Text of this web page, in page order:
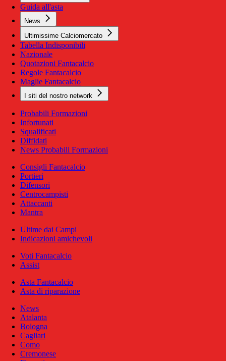
Guida all'asta
News
Ultimissime Calciomercato
Tabella Indisponibili
Nazionale
Quotazioni Fantacalcio
Regole Fantacalcio
Maglie Fantacalcio
I siti del nostro network
Probabili Formazioni
Infortunati
Squalificati
Diffidati
News Probabili Formazioni
Consigli Fantacalcio
Portieri
Difensori
Centrocampisti
Attaccanti
Mantra
Ultime dai Campi
Indicazioni amichevoli
Voti Fantacalcio
Assist
Asta Fantacalcio
Asta di riparazione
News
Atalanta
Bologna
Cagliari
Como
Cremonese